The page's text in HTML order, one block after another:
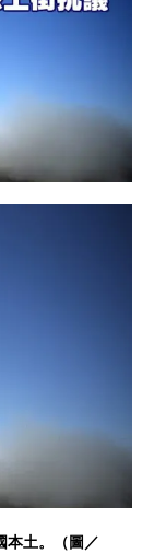
本土。（圖／